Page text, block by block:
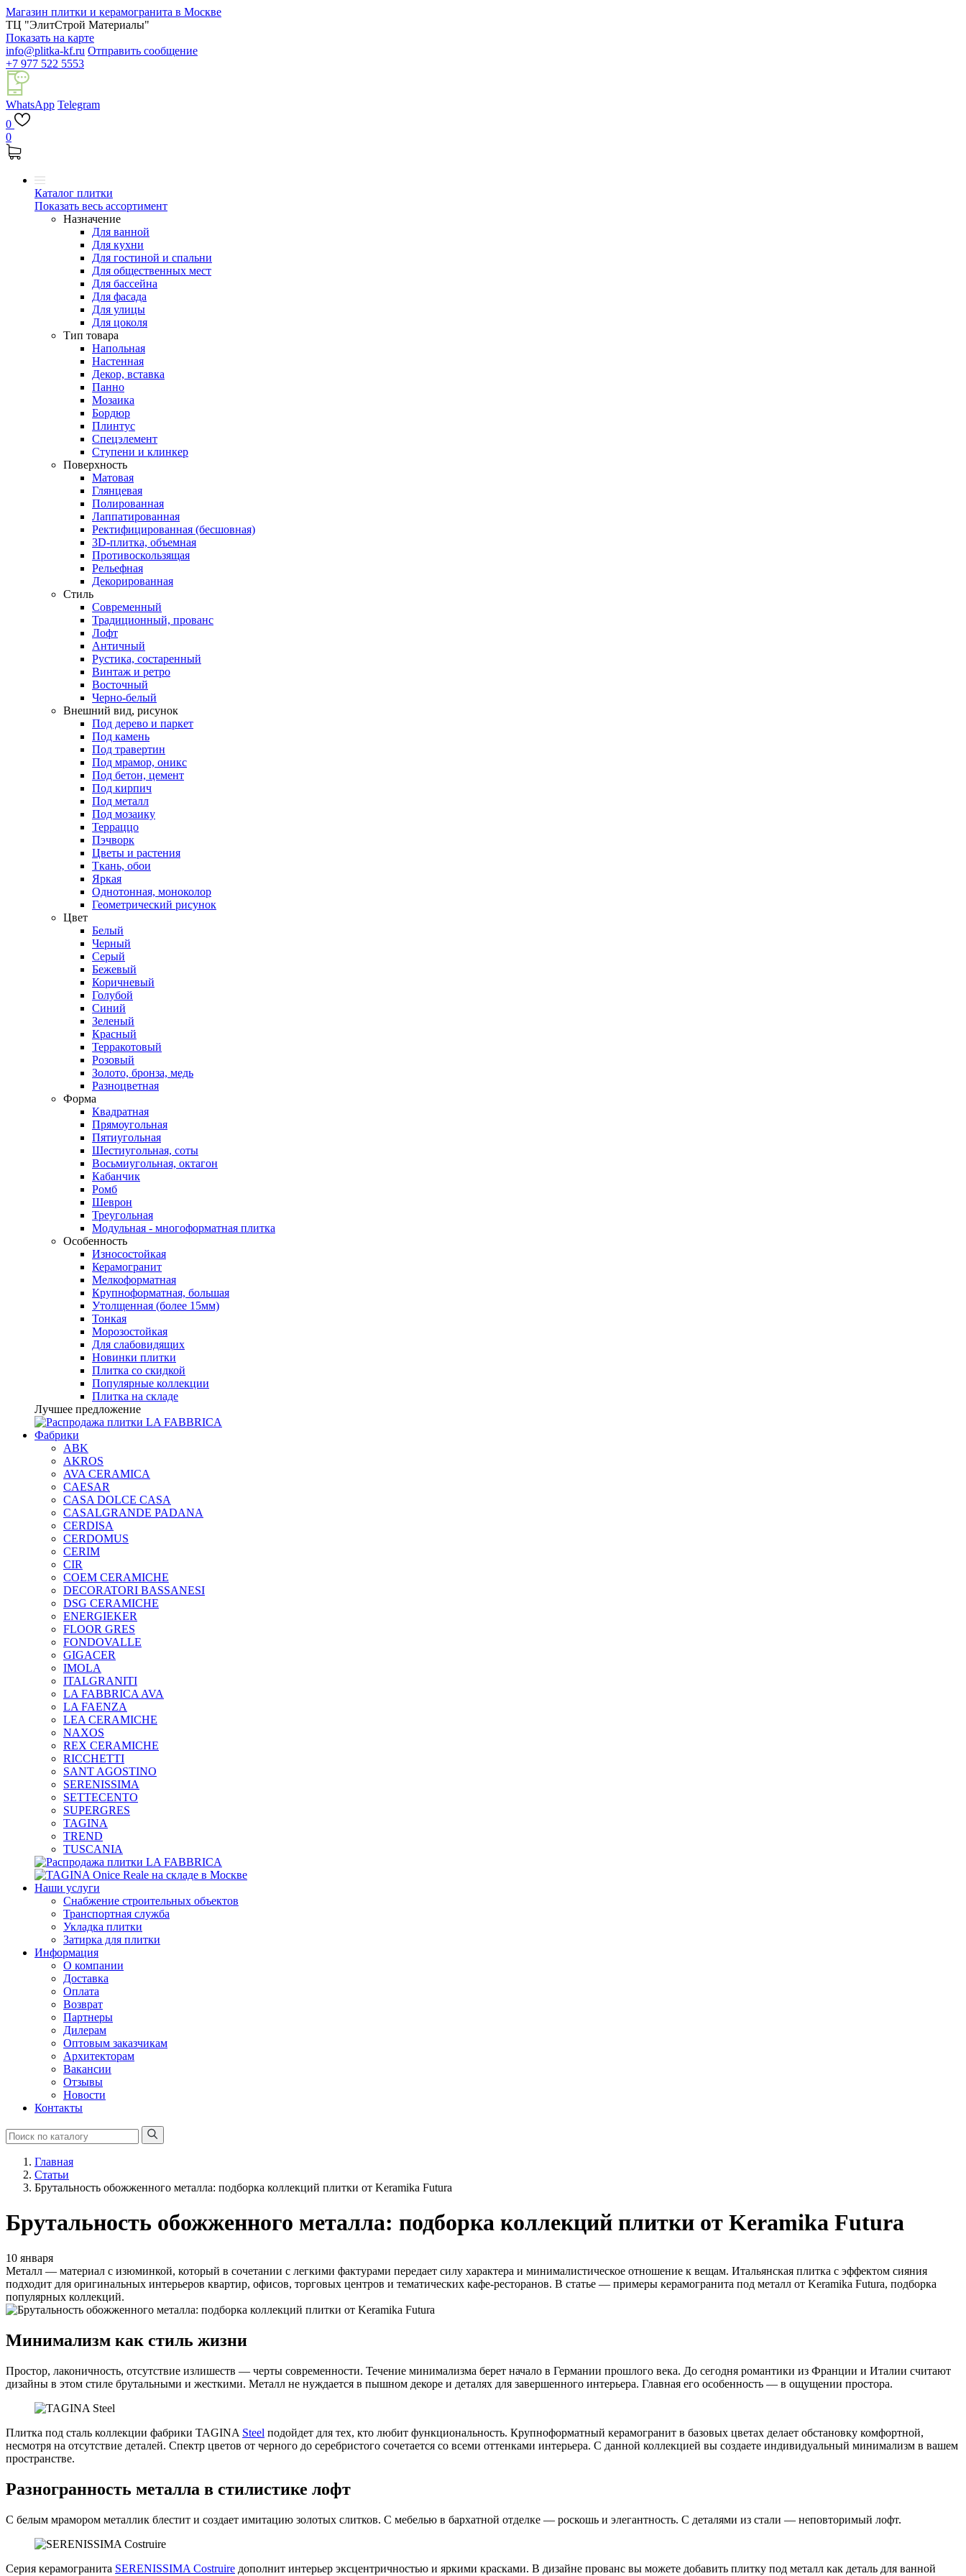
Магазин плитки и керамогранита в Москве
ТЦ "ЭлитСтрой Материалы"
Показать на карте
info@plitka-kf.ru Отправить сообщение
+7 977 522 5553
WhatsApp Telegram
0
0
Каталог плитки
Показать весь ассортимент
Назначение
Для ванной
Для кухни
Для гостиной и спальни
Для общественных мест
Для бассейна
Для фасада
Для улицы
Для цоколя
Тип товара
Напольная
Настенная
Декор, вставка
Панно
Мозаика
Бордюр
Плинтус
Спецэлемент
Ступени и клинкер
Поверхность
Матовая
Глянцевая
Полированная
Лаппатированная
Ректифицированная (бесшовная)
3D-плитка, объемная
Противоскользящая
Рельефная
Декорированная
Стиль
Современный
Традиционный, прованс
Лофт
Античный
Рустика, состаренный
Винтаж и ретро
Восточный
Черно-белый
Внешний вид, рисунок
Под дерево и паркет
Под камень
Под травертин
Под мрамор, оникс
Под бетон, цемент
Под кирпич
Под металл
Под мозаику
Терраццо
Пэчворк
Цветы и растения
Ткань, обои
Яркая
Однотонная, моноколор
Геометрический рисунок
Цвет
Белый
Черный
Серый
Бежевый
Коричневый
Голубой
Синий
Зеленый
Красный
Терракотовый
Розовый
Золото, бронза, медь
Разноцветная
Форма
Квадратная
Прямоугольная
Пятиугольная
Шестиугольная, соты
Восьмиугольная, октагон
Кабанчик
Ромб
Шеврон
Треугольная
Модульная - многоформатная плитка
Особенность
Износостойкая
Керамогранит
Мелкоформатная
Крупноформатная, большая
Утолщенная (более 15мм)
Тонкая
Морозостойкая
Для слабовидящих
Новинки плитки
Плитка со скидкой
Популярные коллекции
Плитка на складе
Лучшее предложение
Фабрики
ABK
AKROS
AVA CERAMICA
CAESAR
CASA DOLCE CASA
CASALGRANDE PADANA
CERDISA
CERDOMUS
CERIM
CIR
COEM CERAMICHE
DECORATORI BASSANESI
DSG CERAMICHE
ENERGIEKER
FLOOR GRES
FONDOVALLE
GIGACER
IMOLA
ITALGRANITI
LA FABBRICA AVA
LA FAENZA
LEA CERAMICHE
NAXOS
REX CERAMICHE
RICCHETTI
SANT AGOSTINO
SERENISSIMA
SETTECENTO
SUPERGRES
TAGINA
TREND
TUSCANIA
Наши услуги
Снабжение строительных объектов
Транспортная служба
Укладка плитки
Затирка для плитки
Информация
О компании
Доставка
Оплата
Возврат
Партнеры
Дилерам
Оптовым заказчикам
Архитекторам
Вакансии
Отзывы
Новости
Контакты
Главная
Статьи
Брутальность обожженного металла: подборка коллекций плитки от Keramika Futura
Брутальность обожженного металла: подборка коллекций плитки от Keramika Futura
10 января
Металл — материал с изюминкой, который в сочетании с легкими фактурами передает силу характера и минималистическое отношение к вещам. Итальянская плитка с эффектом сияния
подходит для оригинальных интерьеров квартир, офисов, торговых центров и тематических кафе-ресторанов. В статье — примеры керамогранита под металл от Keramika Futura, подборка
популярных коллекций.
Минимализм как стиль жизни
Простор, лаконичность, отсутствие излишеств — черты современности. Течение минимализма берет начало в Германии прошлого века. До сегодня романтики из Франции и Италии считают
дизайны в этом стиле брутальными и жесткими. Металл не нуждается в пышном декоре и деталях для завершенного интерьера. Главная его особенность — в ощущении простора.
Плитка под сталь коллекции фабрики TAGINA Steel подойдет для тех, кто любит функциональность. Крупноформатный керамогранит в базовых цветах делает обстановку комфортной,
несмотря на отсутствие деталей. Спектр цветов от черного до серебристого сочетается со всеми оттенками интерьера. С данной коллекцией вы создаете индивидуальный минимализм в вашем
пространстве.
Разногранность металла в стилистике лофт
С белым мрамором металлик блестит и создает имитацию золотых слитков. С мебелью в бархатной отделке — роскошь и элегантность. С деталями из стали — неповторимый лофт.
Серия керамогранита SERENISSIMA Costruire дополнит интерьер эксцентричностью и яркими красками. В дизайне прованс вы можете добавить плитку под металл как деталь для ванной